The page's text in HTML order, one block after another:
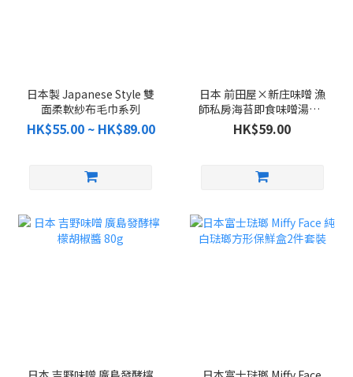
日本製 Japanese Style 雙
面柔軟紗布毛巾系列
HK$55.00 ~ HK$89.00
日本 前田屋×新庄味噌 漁
師私房海苔即食味噌湯（5
食入）
HK$59.00